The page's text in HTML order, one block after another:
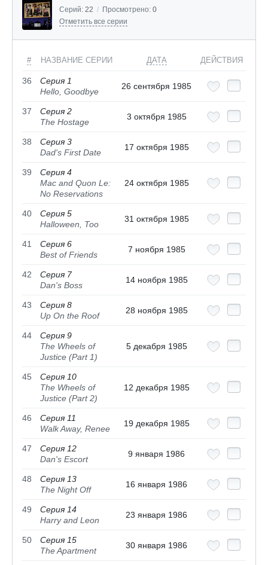
Серий: 22 / Просмотрено: 0
Отметить все серии
# НАЗВАНИЕ СЕРИИ ДАТА ДЕЙСТВИЯ
36
Серия 1
Hello, Goodbye
26 сентября 1985
37
Серия 2
The Hostage
3 октября 1985
38
Серия 3
Dad's First Date
17 октября 1985
39
Серия 4
Mac and Quon Le:
No Reservations
24 октября 1985
40
Серия 5
Halloween, Too
31 октября 1985
41
Серия 6
Best of Friends
7 ноября 1985
42
Серия 7
Dan's Boss
14 ноября 1985
43
Серия 8
Up On the Roof
28 ноября 1985
44
Серия 9
The Wheels of
Justice (Part 1)
5 декабря 1985
45
Серия 10
The Wheels of
Justice (Part 2)
12 декабря 1985
46
Серия 11
Walk Away, Renee
19 декабря 1985
47
Серия 12
Dan's Escort
9 января 1986
48
Серия 13
The Night Off
16 января 1986
49
Серия 14
Harry and Leon
23 января 1986
50
Серия 15
The Apartment
30 января 1986